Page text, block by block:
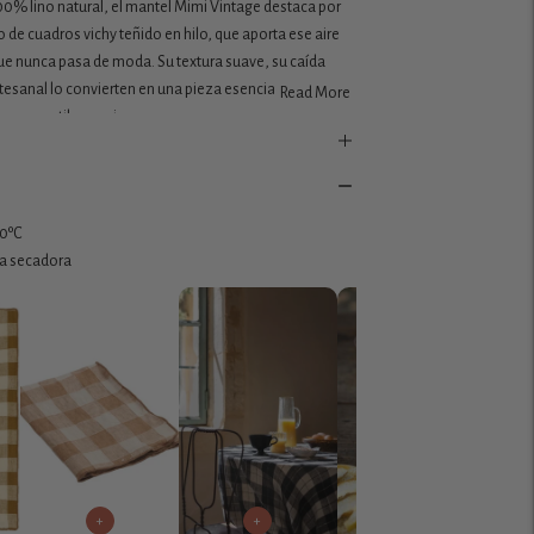
lino natural , el mantel Mimi Vintage destaca por
de cuadros vichyteñido en hilo, que aporta ese aire
nunca pasa de moda. Sutextura suave, su caída
lo convierten en una pieza esencial dentro de
con estilo propio.
urbanos con un toque de autenticidad y calidez. Una
gusto por los detalles y la belleza sencilla.
Read More
secadora
+ +